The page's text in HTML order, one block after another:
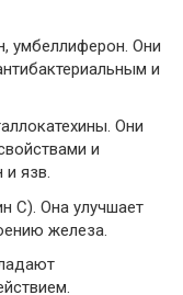
умбеллиферон. Они
и
Они
и
язв.
C). Она улучшает
железа.